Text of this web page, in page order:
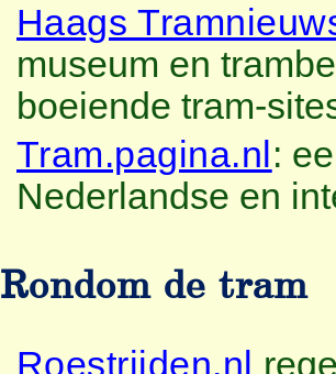
Haags
museum en
boeiende tram-
Tram.pagina.nl :
Nederlandse en
Rondom de tram
Roestrijden.nl